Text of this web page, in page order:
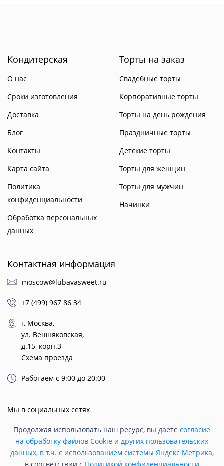
Кондитерская
О нас
Сроки изготовления
Доставка
Блог
Контакты
Карта сайта
Политика
конфиденциальности
Обработка персональных
данных
Торты на заказ
Свадебные торты
Корпоративные торты
Торты на день рождения
Праздничные торты
Детские торты
Торты для женщин
Торты для мужчин
Начинки
Контактная информация
moscow@lubavasweet.ru
+7 (499) 967 86 34
г, Москва,
ул. Вешняковская,
д.15, корп.3
Схема проезда
Работаем с 9:00 до 20:00
Мы в социальных сетях
Продолжая использовать наш ресурс, вы даете согласие
на обработку файлов Cookie и других пользовательских
данных, в т.ч. с использованием системы Яндекс Метрика,